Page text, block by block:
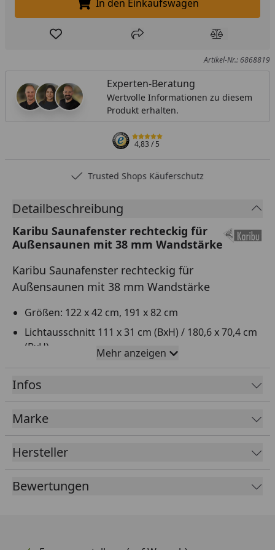
In den Einkaufswagen legen
In den Einkaufswagen
Produkt zur Wunschliste hinzufügen
Teilen Produkt
Artikel-Nr.: 6868819
Experten-Beratung
Wertvolle Informationen zu diesem
Produkt erhalten.
4,83/ 5
Trusted Shops Käuferschutz
Detailbeschreibung
Karibu Saunafenster rechteckig für
Außensaunen mit 38 mm Wandstärke
Karibu Saunafenster rechteckig für
Außensaunen mit 38 mm Wandstärke
Größen: 122 x 42 cm, 191 x 82 cm
Lichtausschnitt 111 x 31 cm (BxH) / 180,6 x 70,4 cm
(BxH)
Ausschnittsmaß: 118,5 x 38,5 cm (BxH) / 186,6 x
77,4 cm (BxH)
Ausführungen: naturbelassen, elfenbeinweiß,
terragrau
Scheibe: Klarglas
Geeignet für eine Holzwand mit der Stärke 38 mm
Erhöhte Ästhetik durch eleganteren Look
Mehr anzeigen
Infos
Marke
Hersteller
Bewertungen